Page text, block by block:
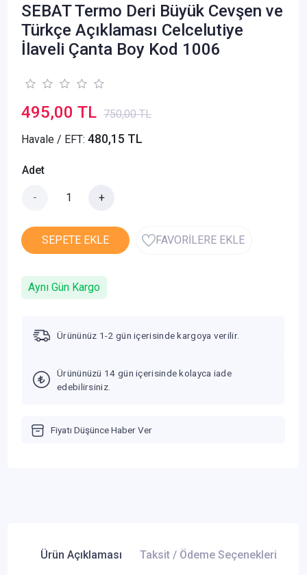
SEBAT Termo Deri Büyük Cevşen ve
Türkçe Açıklaması Celcelutiye
İlaveli Çanta Boy Kod 1006
495,00 TL 750,00 TL
Havale / EFT: 480,15 TL
Adet
- +
SEPETE EKLE FAVORİLERE EKLE
Aynı Gün Kargo
Ürününüz 1-2 gün içerisinde kargoya verilir.
Ürününüzü 14 gün içerisinde kolayca iade
edebilirsiniz.
Fiyatı Düşünce Haber Ver
Ürün Açıklaması Taksit / Ödeme Seçenekleri